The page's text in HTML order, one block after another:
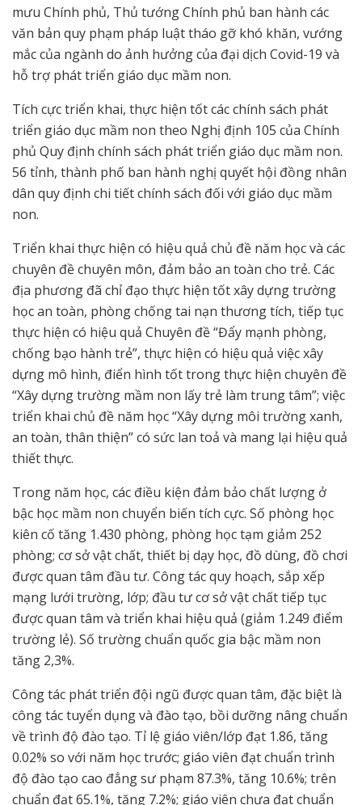
mưu Chính phủ, Thủ tướng Chính phủ ban hành các
văn bản quy phạm pháp luật tháo gỡ khó khăn, vướng
mắc của ngành do ảnh hưởng của đại dịch Covid-19 và
hỗ trợ phát triển giáo dục mầm non.
Tích cực triển khai, thực hiện tốt các chính sách phát
triển giáo dục mầm non theo Nghị định 105 của Chính
phủ Quy định chính sách phát triển giáo dục mầm non.
56 tỉnh, thành phố ban hành nghị quyết hội đồng nhân
dân quy định chi tiết chính sách đối với giáo dục mầm
non.
Triển khai thực hiện có hiệu quả chủ đề năm học và các
chuyên đề chuyên môn, đảm bảo an toàn cho trẻ. Các
địa phương đã chỉ đạo thực hiện tốt xây dựng trường
học an toàn, phòng chống tai nạn thương tích, tiếp tục
thực hiện có hiệu quả Chuyên đề “Đẩy mạnh phòng,
chống bạo hành trẻ”, thực hiện có hiệu quả việc xây
dựng mô hình, điển hình tốt trong thực hiện chuyên đề
“Xây dựng trường mầm non lấy trẻ làm trung tâm”; việc
triển khai chủ đề năm học “Xây dựng môi trường xanh,
an toàn, thân thiện” có sức lan toả và mang lại hiệu quả
thiết thực.
Trong năm học, các điều kiện đảm bảo chất lượng ở
bậc học mầm non chuyển biến tích cực. Số phòng học
kiên cố tăng 1.430 phòng, phòng học tạm giảm 252
phòng; cơ sở vật chất, thiết bị dạy học, đồ dùng, đồ chơi
được quan tâm đầu tư. Công tác quy hoạch, sắp xếp
mạng lưới trường, lớp; đầu tư cơ sở vật chất tiếp tục
được quan tâm và triển khai hiệu quả (giảm 1.249 điểm
trường lẻ). Số trường chuẩn quốc gia bậc mầm non
tăng 2,3%.
Công tác phát triển đội ngũ được quan tâm, đặc biệt là
công tác tuyển dụng và đào tạo, bồi dưỡng nâng chuẩn
về trình độ đào tạo. Tỉ lệ giáo viên/lớp đạt 1.86, tăng
0.02% so với năm học trước; giáo viên đạt chuẩn trình
độ đào tạo cao đẳng sư phạm 87.3%, tăng 10.6%; trên
chuẩn đạt 65.1%, tăng 7.2%; giáo viên chưa đạt chuẩn